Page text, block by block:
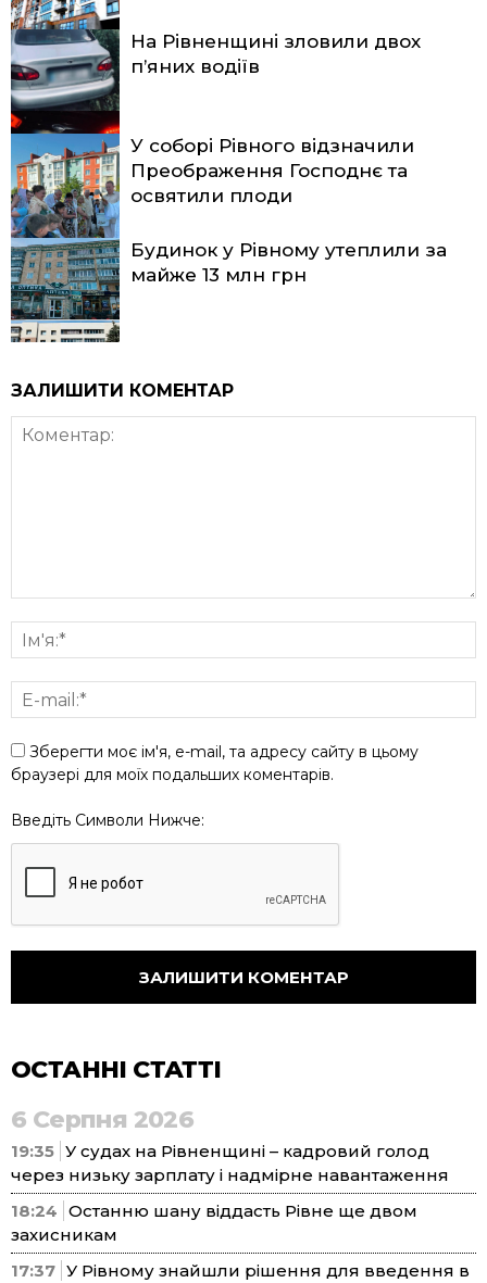
На Рівненщині зловили двох
п’яних водіїв
У соборі Рівного відзначили
Преображення Господнє та
освятили плоди
Будинок у Рівному утеплили за
майже 13 млн грн
ЗАЛИШИТИ КОМЕНТАР
Зберегти моє ім'я, e-mail, та адресу сайту в цьому
браузері для моїх подальших коментарів.
Введіть Символи Нижче:
ОСТАННІ СТАТТІ
6 Серпня 2026
19:35 У судах на Рівненщині – кадровий голод
через низьку зарплату і надмірне навантаження
18:24 Останню шану віддасть Рівне ще двом
захисникам
17:37 У Рівному знайшли рішення для введення в